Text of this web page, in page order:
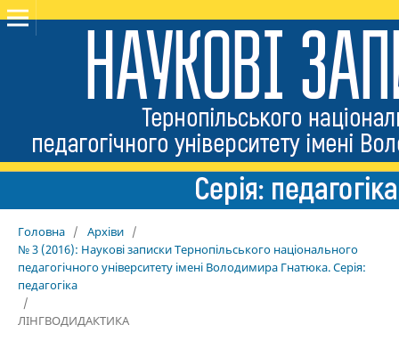
Головна / Архіви /
№ 3 (2016): Наукові записки Тернопільського національного
педагогічного університету імені Володимира Гнатюка. Серія:
педагогіка
/
ЛІНГВОДИДАКТИКА